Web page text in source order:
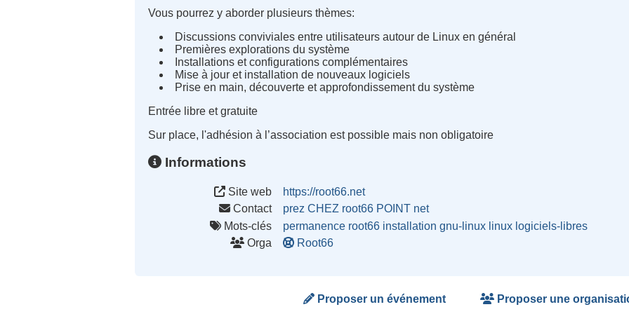
Vous pourrez y aborder plusieurs thèmes:
Discussions conviviales entre utilisateurs autour de Linux en général
Premières explorations du système
Installations et configurations complémentaires
Mise à jour et installation de nouveaux logiciels
Prise en main, découverte et approfondissement du système
Entrée libre et gratuite
Sur place, l'adhésion à l’association est possible mais non obligatoire
Informations
Site web
https://root66.net
Contact
prez CHEZ root66 POINT net
Mots-clés
permanence root66 installation gnu-linux linux logiciels-libres
Orga
Root66
Proposer un événement Proposer une